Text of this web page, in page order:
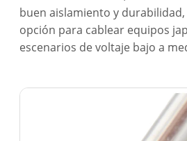
buen aislamiento y
opción para cablear equipos
escenarios de voltaje bajo a